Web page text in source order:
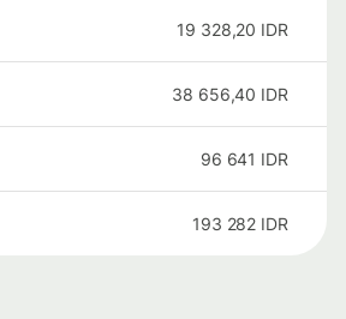
19 328,20 IDR
38 656,40 IDR
96 641 IDR
193 282 IDR